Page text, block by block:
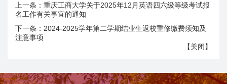
上一条： 重庆工商大学关于2025年12月英语四六级等级考试报
名工作有关事宜的通知
下一条： 2024-2025学年第二学期结业生返校重修缴费须知及
注意事项
【关闭】